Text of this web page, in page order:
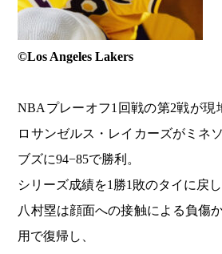
©︎Los Angeles Lakers
NBAプレーオフ1回戦の第2戦が現
ロサンゼルス・レイカーズがミネ
ブズに94−85で勝利。
シリーズ成績を1勝1敗のタイに戻し
八村塁は顔面への接触による負傷
用で復帰し、